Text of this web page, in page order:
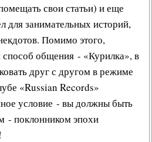
свои статьи) и еще
для занимательных историй,
Помимо этого,
общения - «Курилка», в
друг с другом в режиме
«Russian Records»
условие - вы должны быть
- поклонником эпохи